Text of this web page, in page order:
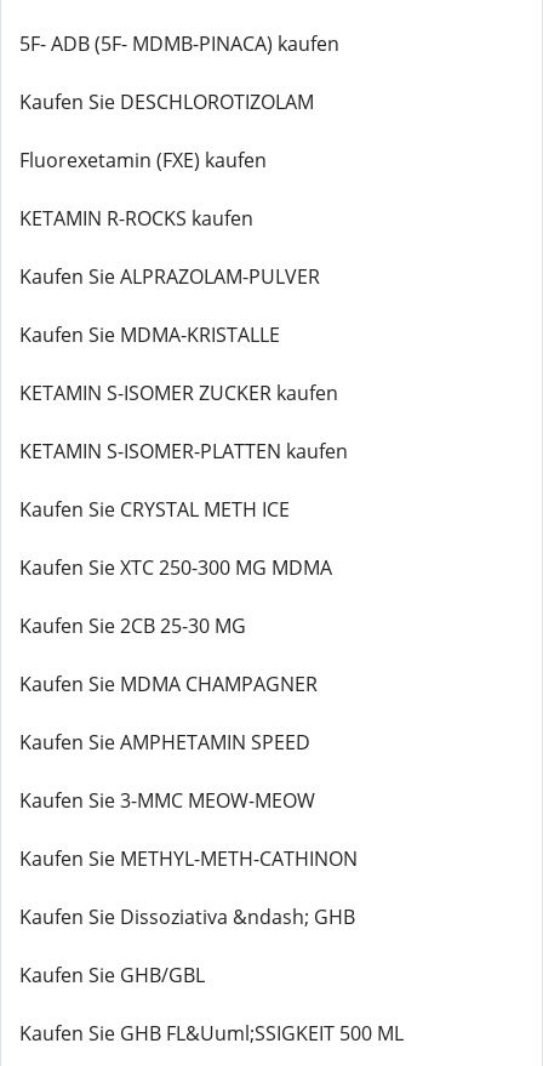
5F- ADB (5F- MDMB-PINACA) kaufen
Kaufen Sie DESCHLOROTIZOLAM
Fluorexetamin (FXE) kaufen
KETAMIN R-ROCKS kaufen
Kaufen Sie ALPRAZOLAM-PULVER
Kaufen Sie MDMA-KRISTALLE
KETAMIN S-ISOMER ZUCKER kaufen
KETAMIN S-ISOMER-PLATTEN kaufen
Kaufen Sie CRYSTAL METH ICE
Kaufen Sie XTC 250-300 MG MDMA
Kaufen Sie 2CB 25-30 MG
Kaufen Sie MDMA CHAMPAGNER
Kaufen Sie AMPHETAMIN SPEED
Kaufen Sie 3-MMC MEOW-MEOW
Kaufen Sie METHYL-METH-CATHINON
Kaufen Sie Dissoziativa &ndash; GHB
Kaufen Sie GHB/GBL
Kaufen Sie GHB FL&Uuml;SSIGKEIT 500 ML